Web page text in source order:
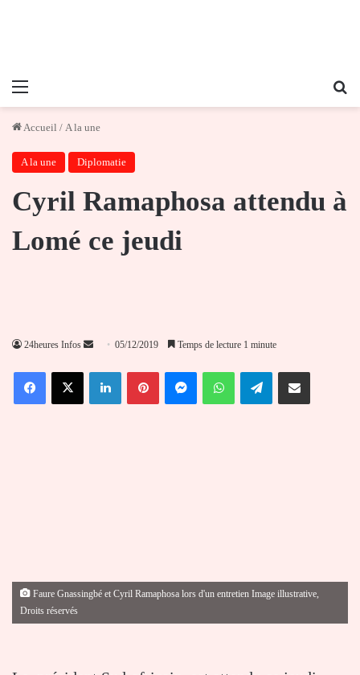
Menu
Accueil / A la une
A la une Diplomatie
Cyril Ramaphosa attendu à
Lomé ce jeudi
24heures Infos
Envoyer
courriel
05/12/2019 Temps de lecture 1 minute
FacebookX LinkedinPinterestMessengerWhatsAppTelegramPartager par email
Faure Gnassingbé et Cyril Ramaphosa lors d'un entretien Image illustrative,
Droits réservés